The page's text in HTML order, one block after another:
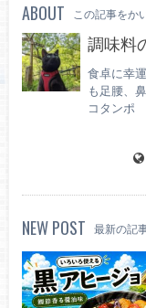
ABOUT この記事をか
調味料
食卓に幸
も足腰、
コタンポ
NEW POST 最新の記